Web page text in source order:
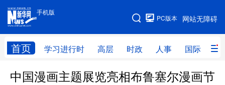
手机版
网站无障碍
PC版本
首页 学习进行时 高层 时政 人事 国际 财
手机版
网站地图
学习进行时 高层 时政 人事
中国漫画主题展览亮相布鲁塞尔漫画节